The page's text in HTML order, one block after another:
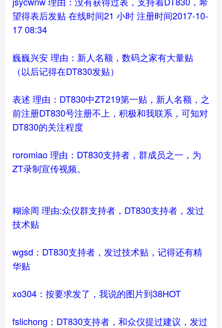
望得表后发贴 在线时间21 小时 注册时间2017-10-
17 08:34
巍巍兴安 理由：新人名额，数码之家有大量贴
（以后记得在DT830发贴）
表述 理由：DT830中ZT219第一贴，新人名额，之
前注册DT830号注册不上，积极和我联系，可知对
DT830的关注程度
roromiao 理由：DT830支持者，群成员之一，为
ZT录制宣传视频。
糊涂周 理由:众仪群支持者，DT830支持者，发过
技术贴
wgsd：DT830支持者，发过技术贴，记得还有精
华贴
xo304：按要求发了，我说的图片到38HOT
fslichong：DT830支持者，和众仪提过建议，发过